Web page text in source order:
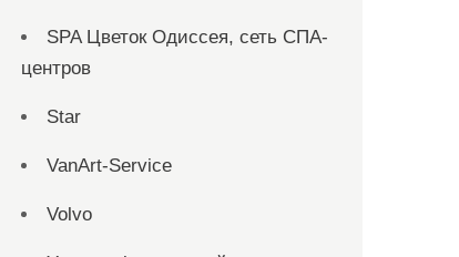
SPA Цветок Одиссея, сеть СПА-
центров
Star
VanArt-Service
Volvo